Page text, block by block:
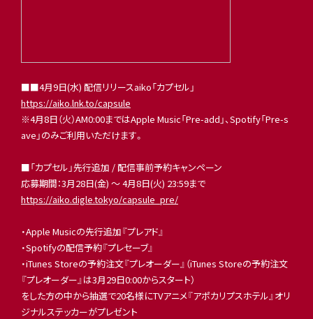
■■4月9日(水) 配信リリースaiko「カプセル」
https://aiko.lnk.to/capsule
※4月8日（火）AM0:00まではApple Music「Pre-add」、Spotify「Pre-s
ave」のみご利用いただけます。
■「カプセル」先行追加 / 配信事前予約キャンペーン
応募期間：3月28日(金) 〜 4月8日(火) 23:59まで
https://aiko.digle.tokyo/capsule_pre/
・Apple Musicの先行追加『プレアド』
・Spotifyの配信予約『プレセーブ』
・iTunes Storeの予約注文『プレオーダー』（iTunes Storeの予約注文
『プレオーダー』は3月29日0:00からスタート）
をした方の中から抽選で20名様にTVアニメ『アポカリプスホテル』オリ
ジナルステッカーがプレゼント